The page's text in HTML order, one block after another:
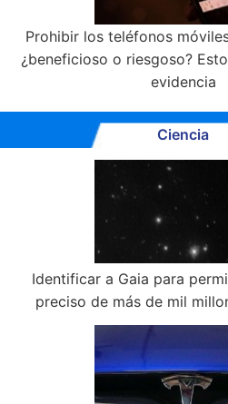
Prohibir los teléfonos
¿beneficioso o riesgoso?
evidencia
Ciencia
Identificar a Gaia para
preciso de más de mil